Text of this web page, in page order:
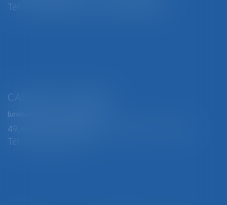
Tél : 03 29 82 29 04 - Fax : 03 29 64 06 84
CABINET SECONDAIRE
(uniquement sur rendez-vous)
49, rue Thiers - 88100 SAINT-DIÉ DES VOSGES
Tél : 03 29 56 15 98